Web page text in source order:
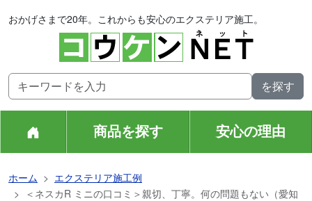
おかげさまで20年。これからも安心のエクステリア施工。
商品を探す 安心の理由
ホーム
エクステリア施工例
＜ネスカR ミニの口コミ＞親切、丁寧。何の問題もない（愛知